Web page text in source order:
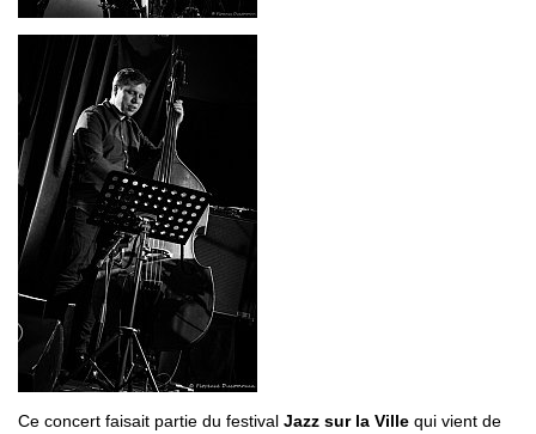
Ce concert faisait partie du festival Jazz sur la Ville qui vient de